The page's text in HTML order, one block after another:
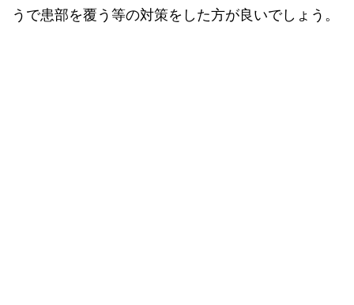
うで患部を覆う等の対策をした方が良いでしょう。